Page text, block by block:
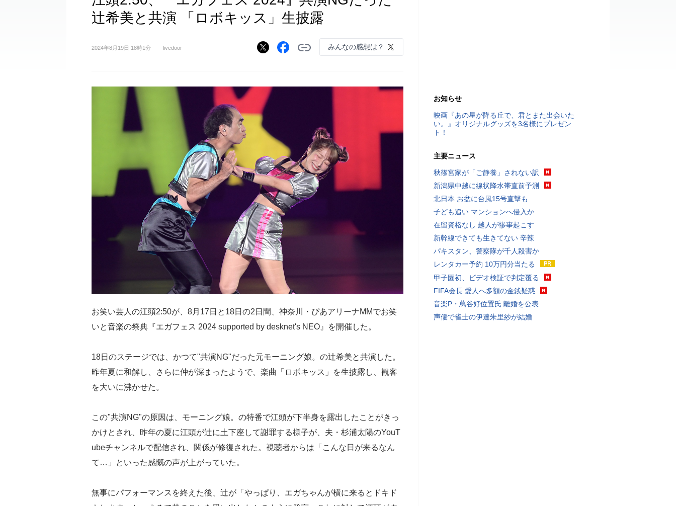
辻希美と共演 「ロボキッス」生披露
2024年8月19日 18時1分 livedoor みんなの感想は？
お笑い芸人の江頭2:50が、8月17日と18日の2日間、神奈川・ぴあアリーナMMでお笑
いと音楽の祭典『エガフェス 2024 supported by desknet's NEO』を開催した。
18日のステージでは、かつて"共演NG"だった元モーニング娘。の辻希美と共演した。
昨年夏に和解し、さらに仲が深まったようで、楽曲「ロボキッス」を生披露し、観客
を大いに沸かせた。
この"共演NG"の原因は、モーニング娘。の特番で江頭が下半身を露出したことがきっ
かけとされ、昨年の夏に江頭が辻に土下座して謝罪する様子が、夫・杉浦太陽のYouT
ubeチャンネルで配信され、関係が修復された。視聴者からは「こんな日が来るなん
て…」といった感慨の声が上がっていた。
無事にパフォーマンスを終えた後、辻が「やっぱり、エガちゃんが横に来るとドキド
お知らせ
映画『あの星が降る丘で、君とまた出会いた
い。』オリジナルグッズを3名様にプレゼン
ト！
主要ニュース
秋篠宮家が「ご静養」されない訳
新潟県中越に線状降水帯直前予測
北日本 お盆に台風15号直撃も
子ども追い マンションへ侵入か
在留資格なし 越人が惨事起こす
新幹線できても生きてない 辛辣
パキスタン、警察隊が千人殺害か
レンタカー予約 10万円分当たる
甲子園初、ビデオ検証で判定覆る
FIFA会長 愛人へ多額の金銭疑惑
音楽P・蔦谷好位置氏 離婚を公表
声優で雀士の伊達朱里紗が結婚